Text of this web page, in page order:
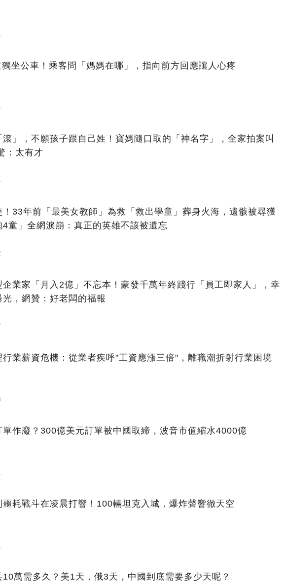
坐公車！乘客問「媽媽在哪」，指向前方回應讓人心疼
滾」，不願孩子跟自己姓！寶媽隨口取的「神名字」，全家拍案叫
：太有才
！33年前「最美女教師」為救「救出學童」葬身火海，遺骸被尋獲
4童」全網淚崩：真正的英雄不該被遺忘
企業家「月入2億」不忘本！豪發千萬年終踐行「員工即家人」，幸
光，網贊：好老闆的福報
行業薪資危機：從業者疾呼"工資應漲三倍"，離職潮折射行業困境
單作廢？300億美元訂單被中國取締，波音市值縮水4000億
噩耗戰斗在凌晨打響！100輛坦克入城，爆炸聲響徹天空
10萬需多久？美1天，俄3天，中國到底需要多少天呢？